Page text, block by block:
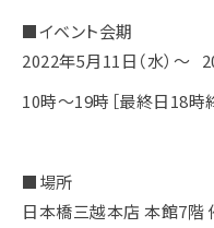
■イベント会期
2022年5月11日（水）～
10時〜19時［最終日18時
■場所
日本橋三越本店 本館7階